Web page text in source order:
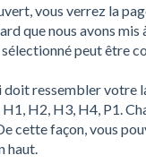
vous verrez la
que nous avons
peut être
ressembler votre
H2, H3, H4, P1.
cette façon, vous
haut.